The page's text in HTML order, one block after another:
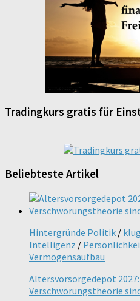
Tradingkurs gratis für
Beliebteste Artikel
Hintergründe Politik /
Intelligenz /
Vermögensaufbau
Altersvorsorgedepot
Verschwörungstheorie